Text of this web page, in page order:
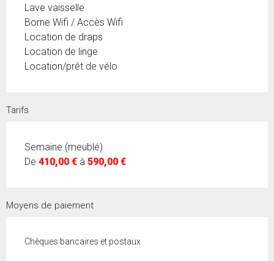
Lave vaisselle
Borne Wifi / Accès Wifi
Location de draps
Location de linge
Location/prêt de vélo
Tarifs
Semaine (meublé)
De 410,00 € à 590,00 €
Moyens de paiement
Chèques bancaires et postaux